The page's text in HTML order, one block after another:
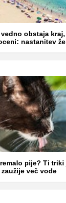
obstaja
nastanitev že
pije? Ti
več vode